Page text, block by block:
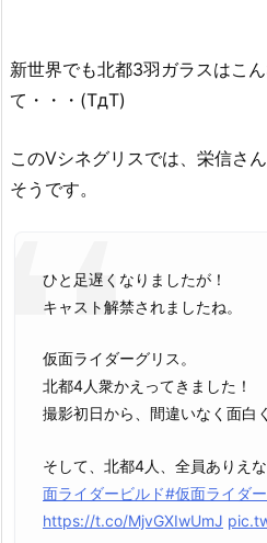
新世界でも北都3羽ガラスはこ
て・・・(TдT)
このVシネグリスでは、栄信さ
そうです。
ひと足遅くなりましたが！
キャスト解禁されましたね。
仮面ライダーグリス。
北都4人衆かえってきました！
撮影初日から、間違いなく面白
そして、北都4人、全員ありえ
面ライダービルド#仮面ライダ
https://t.co/MjvGXIwUmJ